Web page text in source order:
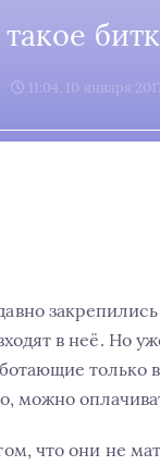
11:04, 10 января
в неё. Но
только
можно
что они не